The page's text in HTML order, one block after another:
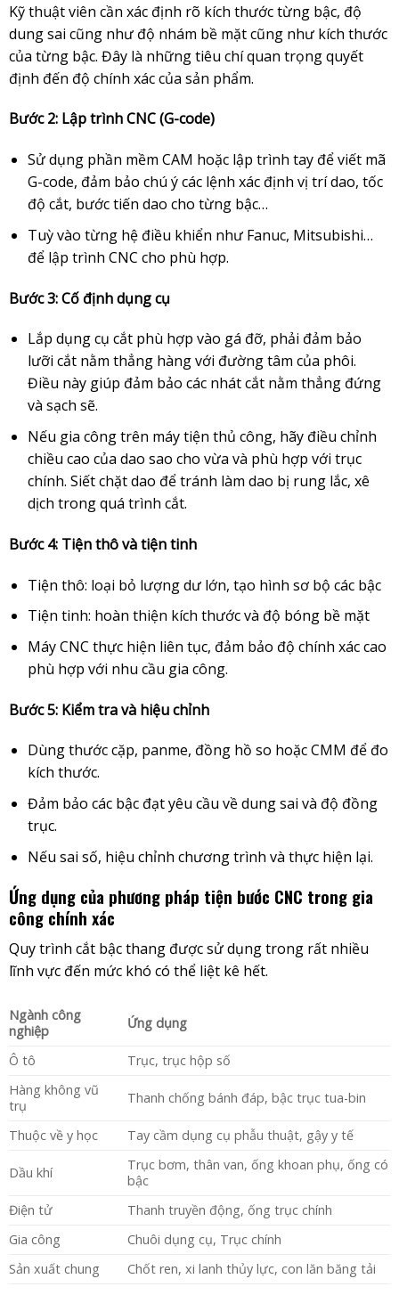
Kỹ thuật viên cần xác định rõ kích thước từng bậc, độ
dung sai cũng như độ nhám bề mặt cũng như kích thước
của từng bậc. Đây là những tiêu chí quan trọng quyết
định đến độ chính xác của sản phẩm.
Bước 2: Lập trình CNC (G-code)
Sử dụng phần mềm CAM hoặc lập trình tay để viết mã
G-code, đảm bảo chú ý các lệnh xác định vị trí dao, tốc
độ cắt, bước tiến dao cho từng bậc…
Tuỳ vào từng hệ điều khiển như Fanuc, Mitsubishi…
để lập trình CNC cho phù hợp.
Bước 3:Cố định dụng cụ
Lắp dụng cụ cắt phù hợp vào gá đỡ, phải đảm bảo
lưỡi cắt nằm thẳng hàng với đường tâm của phôi.
Điều này giúp đảm bảo các nhát cắt nằm thẳng đứng
và sạch sẽ.
Nếu gia công trên máy tiện thủ công, hãy điều chỉnh
chiều cao của dao sao cho vừa và phù hợp với trục
chính. Siết chặt dao để tránh làm dao bị rung lắc, xê
dịch trong quá trình cắt.
Bước 4: Tiện thô và tiện tinh
Tiện thô: loại bỏ lượng dư lớn, tạo hình sơ bộ các bậc
Tiện tinh: hoàn thiện kích thước và độ bóng bề mặt
Máy CNC thực hiện liên tục, đảm bảo độ chính xác cao
phù hợp với nhu cầu gia công.
Bước 5: Kiểm tra và hiệu chỉnh
Dùng thước cặp, panme, đồng hồ so hoặc CMM để đo
kích thước.
Đảm bảo các bậc đạt yêu cầu về dung sai và độ đồng
trục.
Nếu sai số, hiệu chỉnh chương trình và thực hiện lại.
Ứng dụng của phương pháp tiện bước CNC trong gia
công chính xác
Quy trình cắt bậc thang được sử dụng trong rất nhiều
lĩnh vực đến mức khó có thể liệt kê hết.
Ngành công
nghiệp
Ứng dụng
Ô tô
Trục, trục hộp số
Hàng không vũ
trụ
Thanh chống bánh đáp, bậc trục tua-bin
Thuộc về y học Tay cầm dụng cụ phẫu thuật, gậy y tế
Dầu khí
Trục bơm, thân van, ống khoan phụ, ống có
bậc
Điện tử
Thanh truyền động, ống trục chính
Gia công
Chuôi dụng cụ, Trục chính
Sản xuất chung
Chốt ren, xi lanh thủy lực, con lăn băng tải